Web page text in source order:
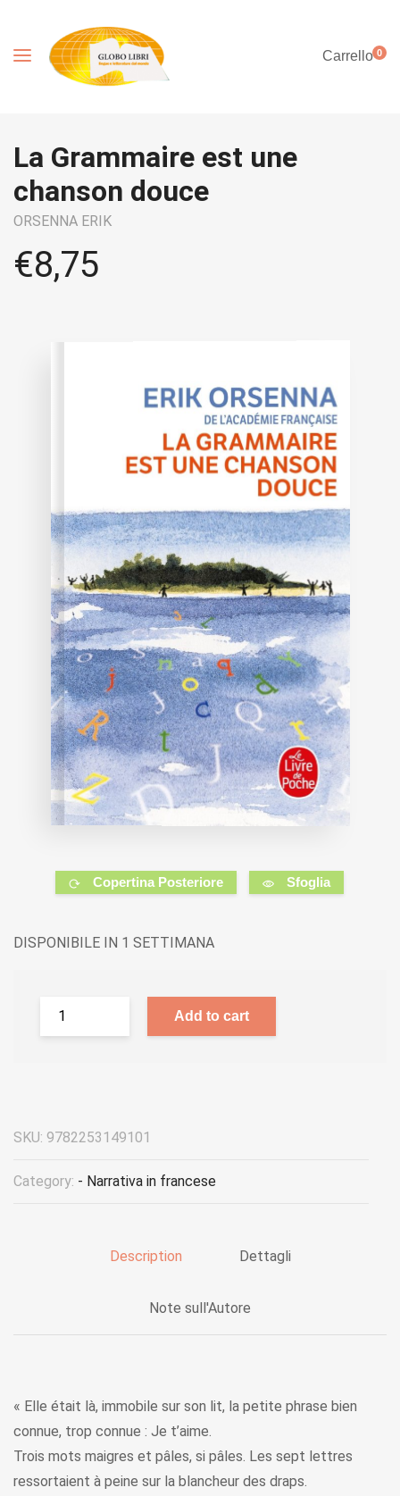
Carrello0
La Grammaire est une
chanson douce
ORSENNA ERIK
€8,75
Copertina Posteriore Sfoglia
DISPONIBILE IN 1 SETTIMANA
Add to cart
SKU: 9782253149101
Category: - Narrativa in francese
Description Dettagli
Note sull'Autore
« Elle était là, immobile sur son lit, la petite phrase bien
connue, trop connue : Je t’aime.
Trois mots maigres et pâles, si pâles. Les sept lettres
ressortaient à peine sur la blancheur des draps.